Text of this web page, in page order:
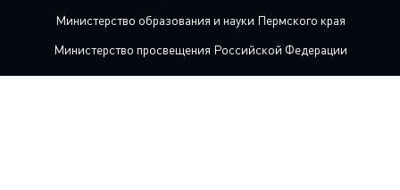
Министерство образования и науки Пермского края
Министерство просвещения Российской Федерации